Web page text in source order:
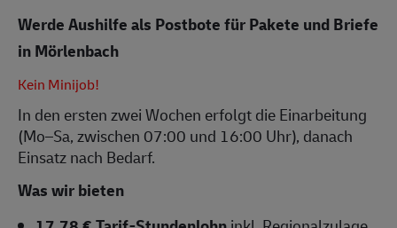
Werde Aushilfe als Postbote für Pakete und Briefe
in Mörlenbach
Kein Minijob!
In den ersten zwei Wochen erfolgt die Einarbeitung
(Mo–Sa, zwischen 07:00 und 16:00 Uhr), danach
Einsatz nach Bedarf.
Was wir bieten